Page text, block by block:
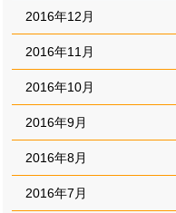
2016年12月
2016年11月
2016年10月
2016年9月
2016年8月
2016年7月